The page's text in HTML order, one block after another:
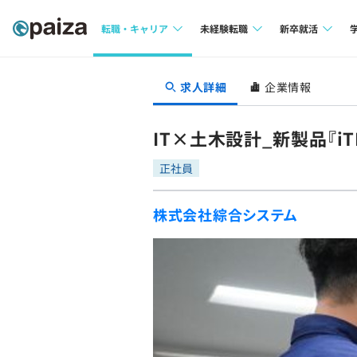
転職・キャリア
転職成功ガイド
転職エージェント
未経験転職
求人検索
転職成功ガイド
新卒就活
本選考
インターン
イベント・セ
インタビュー
就活成功ガイド
求人詳細 企業情報
IT×土木設計_新製品『
正社員
株式会社綜合システム